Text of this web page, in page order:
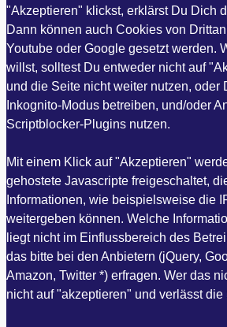
"Akzeptieren" klickst, erklärst Du Dich
Dann können auch Cookies von
Youtube oder Google gesetzt werden.
willst, solltest Du entweder nicht auf
und die Seite nicht weiter nutzen, oder
Inkognito-Modus betreiben, und/oder
Scriptblocker-Plugins nutzen.
Mit einem Klick auf "Akzeptieren"
gehostete Javascripte freigeschaltet,
Informationen, wie beispielsweise die
weitergeben können. Welche
liegt nicht im Einflussbereich des
das bitte bei den Anbietern (jQuery,
Amazon, Twitter *) erfragen. Wer das
nicht auf "akzeptieren" und verlässt die